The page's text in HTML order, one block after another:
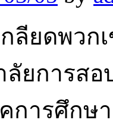
ลียดพวก
ลัยการส
การศึกษ